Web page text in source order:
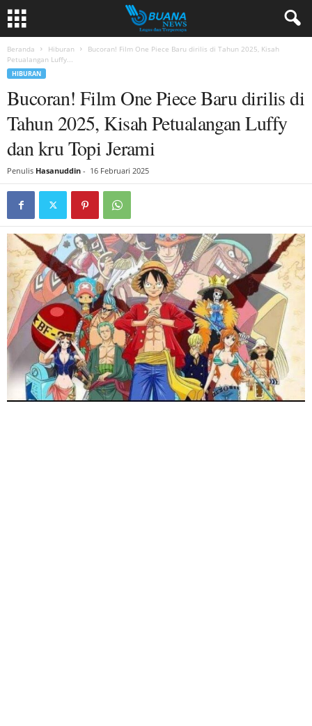
Beranda Hiburan
Bucoran! Film One Piece Baru dirilis di Tahun 2025, Kisah
Petualangan Luffy...
HIBURAN
Bucoran! Film One Piece Baru dirilis di
Tahun 2025, Kisah Petualangan Luffy
dan kru Topi Jerami
Penulis Hasanuddin - 16 Februari 2025